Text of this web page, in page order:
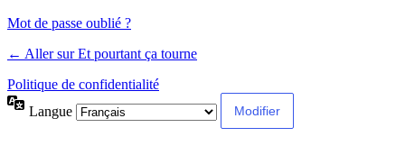
Mot de passe oublié ?
← Aller sur Et pourtant ça tourne
Politique de confidentialité
Langue